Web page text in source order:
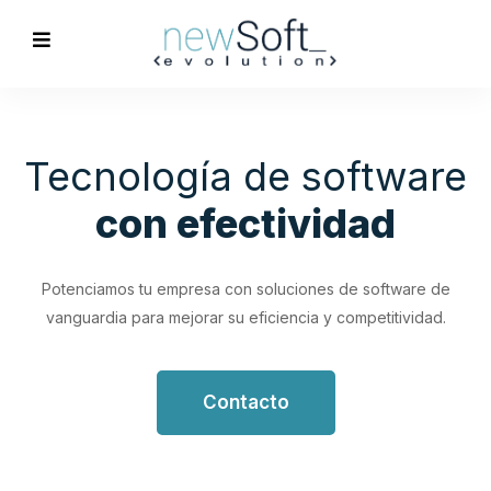
Optimización de
Procesos
Empresariales
trabajo.